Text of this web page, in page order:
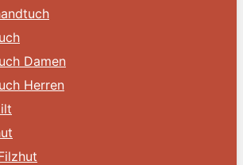
Damen
Herren